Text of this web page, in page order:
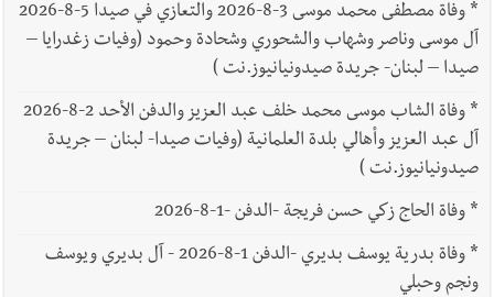
*
وفاة مصطفى محمد موسى 3-8-2026 والتعازي في صيدا 5-8-2026
آل موسى وناصر وشهاب والشحوري وشحادة وحمود (وفيات زغدرايا –
صيدا – لبنان- جريدة صيدونيانيوز.نت )
*
وفاة الشاب موسى محمد خلف عبد العزيز والدفن الأحد 2-8-2026
آل عبد العزيز وأهالي بلدة العلمانية (وفيات صيدا- لبنان – جريدة
صيدونيانيوز.نت )
*وفاة الحاج زكي حسن فريجة -الدفن -1-8-2026
*
وفاة بدرية يوسف بديري -الدفن 1-8-2026 - آل بديري ويوسف
ونجم وحبلي